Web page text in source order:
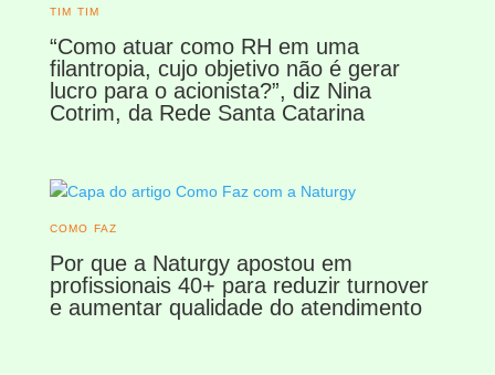
TIM TIM
“Como atuar como RH em uma
filantropia, cujo objetivo não é gerar
lucro para o acionista?”, diz Nina
Cotrim, da Rede Santa Catarina
COMO FAZ
Por que a Naturgy apostou em
profissionais 40+ para reduzir turnover
e aumentar qualidade do atendimento